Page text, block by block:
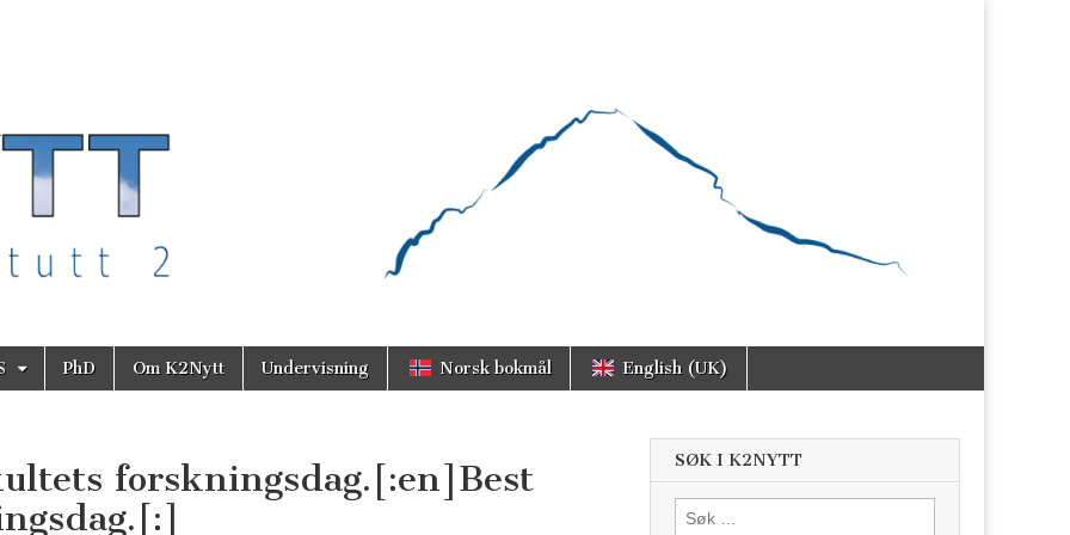
PhD Om K2Nytt Undervisning Norsk bokmål English (UK)
forskningsdag.[:en]Best
SØK I K2NYTT
Søk